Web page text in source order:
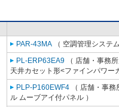
PAR-43MA （ 空調管理システ
PL-ERP63EA9 （ 店舗・事務
天井カセット形<ファインパワー
PLP-P160EWF4 （ 店舗・事
ル ムーブアイ付パネル ）